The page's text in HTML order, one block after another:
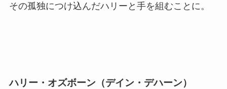
その孤独につけ込んだハリーと手を組むことに。
ハリー・オズボーン（デイン・デハーン）